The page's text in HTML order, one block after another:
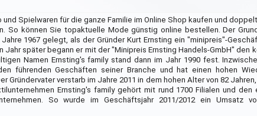
Spielwaren für die ganze Familie im Online Shop kaufen und
So können Sie topaktuelle Mode günstig online bestellen. Der
1967 gelegt, als der Gründer Kurt Ernsting ein "minipreis"-
Jahr später begann er mit der "Minipreis Ernsting Handels-GmbH" den
Namen Ernsting's family stand dann im Jahr 1990 fest.
führenden Geschäften seiner Branche und hat einen hohen
Gründervater verstarb im Jahre 2011 in dem hohen Alter von 82
Ernsting's family gehört mit rund 1700 Filialen und den
So wurde im Geschäftsjahr 2011/2012 ein Umsatz